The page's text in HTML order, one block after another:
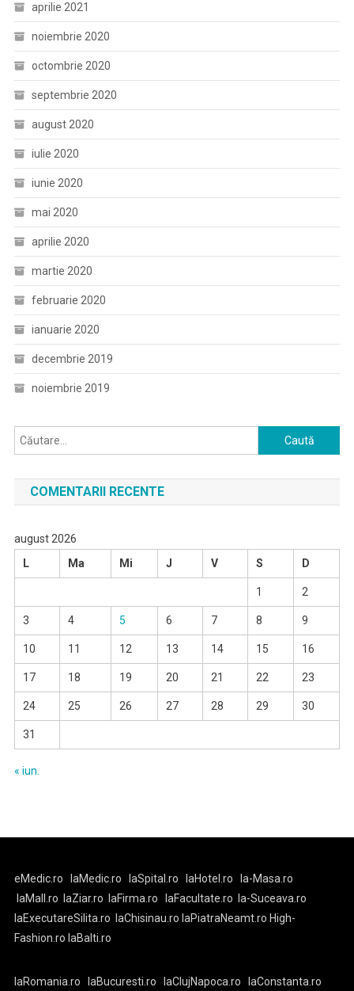
aprilie 2021
noiembrie 2020
octombrie 2020
septembrie 2020
august 2020
iulie 2020
iunie 2020
mai 2020
aprilie 2020
martie 2020
februarie 2020
ianuarie 2020
decembrie 2019
noiembrie 2019
Caută
după:
COMENTARII RECENTE
august 2026
L
Ma Mi J V S D
1 2
3 4 5 6 7 8 9
10 11 12 13 14 15 16
17 18 19 20 21 22 23
24 25 26 27 28 29 30
31
« iun.
eMedic.ro laMedic.ro laSpital.ro laHotel.ro
la-Masa.ro
laMall.ro
laZiar.ro laFirma.ro laFacultate.ro
la-Suceava.ro
laExecutareSilita.ro
laChisinau.ro laPiatraNeamt.ro High-
Fashion.ro laBalti.ro
laRomania.ro laBucuresti.ro laClujNapoca.ro laConstanta.ro